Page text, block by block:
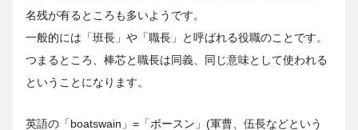
名残が有るところも多いようです。
一般的には「班長」や「職長」と呼ばれる役職のことです。
つまるところ、棒芯と職長は同義、同じ意味として使われる
ということになります。
英語の「boatswain」=「ボースン」(軍曹、伍長などという